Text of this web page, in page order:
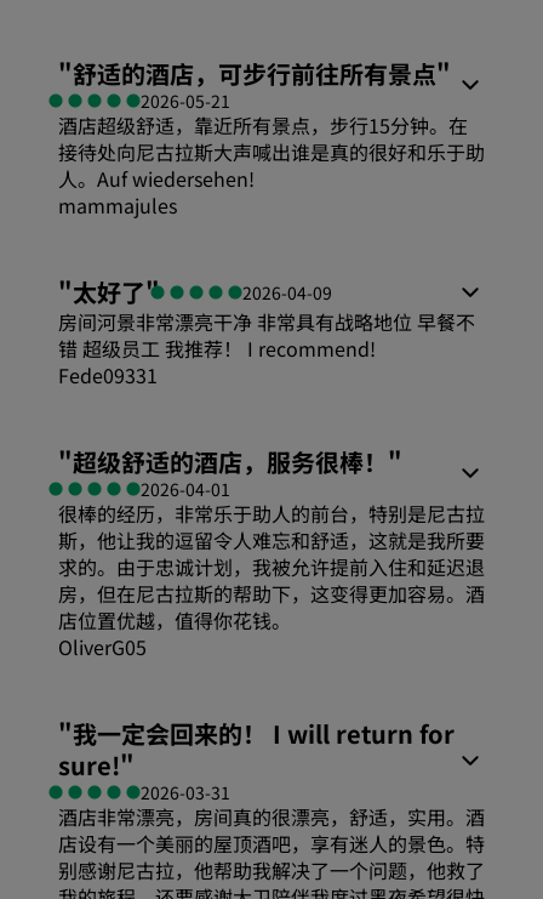
"舒适的酒店，可步行前往所有景点"
2026-05-21
酒店超级舒适，靠近所有景点，步行15分钟。在
接待处向尼古拉斯大声喊出谁是真的很好和乐于助
人。Auf wiedersehen!
mammajules
"太好了" 2026-04-09
房间河景非常漂亮干净 非常具有战略地位 早餐不
错 超级员工 我推荐！ I recommend!
Fede09331
性价比
睡眠质量
卫生
服务
"超级舒适的酒店，服务很棒！ "
2026-04-01
很棒的经历，非常乐于助人的前台，特别是尼古拉
斯，他让我的逗留令人难忘和舒适，这就是我所要
求的。由于忠诚计划，我被允许提前入住和延迟退
房，但在尼古拉斯的帮助下，这变得更加容易。酒
店位置优越，值得你花钱。
OliverG05
"我一定会回来的！ I will return for
sure!"
2026-03-31
酒店非常漂亮，房间真的很漂亮，舒适，实用。酒
店设有一个美丽的屋顶酒吧，享有迷人的景色。特
别感谢尼古拉，他帮助我解决了一个问题，他救了